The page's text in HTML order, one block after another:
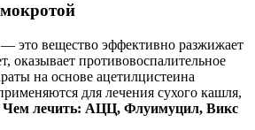
это вещество эффективно разжижает
оказывает противовоспалительное
на основе ацетилцистеина
для лечения сухого кашля,
Чем лечить: АЦЦ, Флуимуцил, Викс